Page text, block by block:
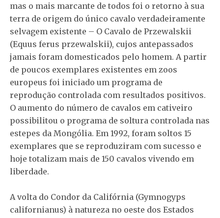
mas o mais marcante de todos foi o retorno à sua
terra de origem do único cavalo verdadeiramente
selvagem existente – O Cavalo de Przewalskii
(Equus ferus przewalskii), cujos antepassados
jamais foram domesticados pelo homem. A partir
de poucos exemplares existentes em zoos
europeus foi iniciado um programa de
reprodução controlada com resultados positivos.
O aumento do número de cavalos em cativeiro
possibilitou o programa de soltura controlada nas
estepes da Mongólia. Em 1992, foram soltos 15
exemplares que se reproduziram com sucesso e
hoje totalizam mais de 150 cavalos vivendo em
liberdade.
A volta do Condor da Califórnia (Gymnogyps
californianus) à natureza no oeste dos Estados